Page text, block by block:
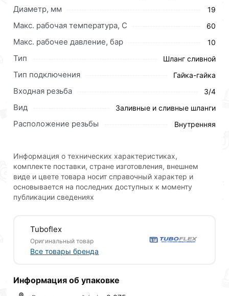
Описание
Шланг сливной Tuboflex выполнен из
скручивания, горячая вода и прочие
неблагоприятные условия. Модель выполнена в
посудомоечных машин. Шланг сливной Tuboflex
крепится с помощью резьбы и поставляется
упакованным в герметичный пакет.
Техническая информация
Длина, см - 150 см
Бренд - Tuboflex
Диаметр, мм 19
Макс. рабочая температура, C 60
Макс. рабочее давление, бар 10
Тип Шланг сливной
Тип подключения Гайка-гайка
Входная резьба 3/4
Вид Заливные и сливные шланги
Расположение резьбы Внутренняя
Информация о технических характеристиках,
комплекте поставки, стране изготовления, внешнем
виде и цвете товара носит справочный характер и
основывается на последних доступных к моменту
публикации сведениях
Tuboflex
Оригинальный товар
Все товары бренда
Информация об упаковке